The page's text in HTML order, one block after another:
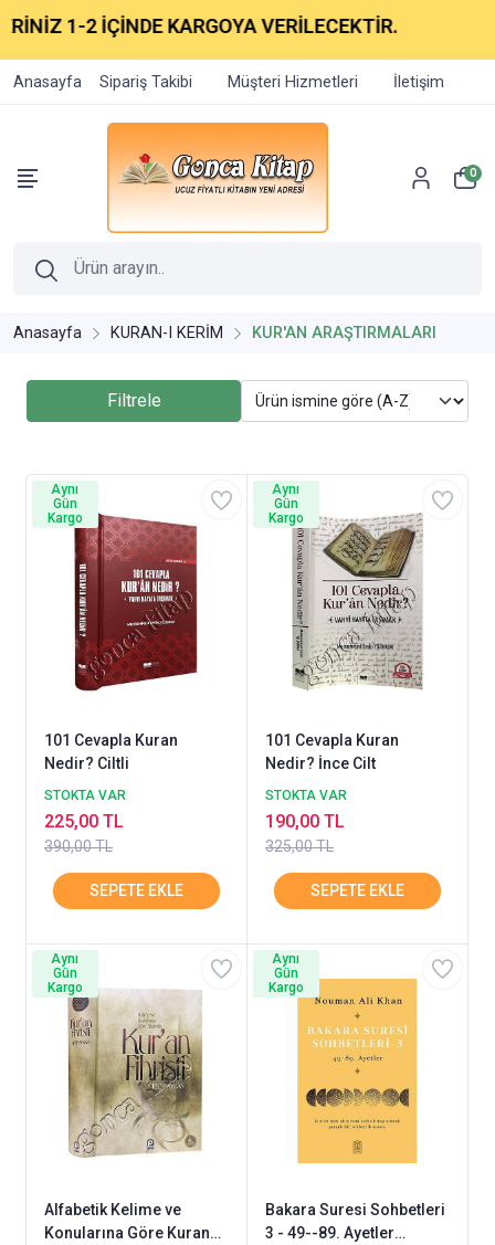
1-2 İÇİNDE KARGOYA VERİLECEKTİR.
Anasayfa Sipariş Takibi Müşteri Hizmetleri İletişim
0
Anasayfa KURAN-I KERİM KUR'AN ARAŞTIRMALARI
Filtrele
101 Cevapla Kuran
Nedir? Ciltli
STOKTA VAR
390,00 TL
225,00 TL
Aynı
Gün
Kargo
101 Cevapla Kuran
Nedir? İnce Cilt
STOKTA VAR
325,00 TL
190,00 TL
Aynı
Gün
Kargo
Alfabetik Kelime ve
Konularına Göre Kuran
Aynı
Gün
Kargo
Bakara Suresi Sohbetleri
3 - 49--89. Ayetler
Aynı
Gün
Kargo